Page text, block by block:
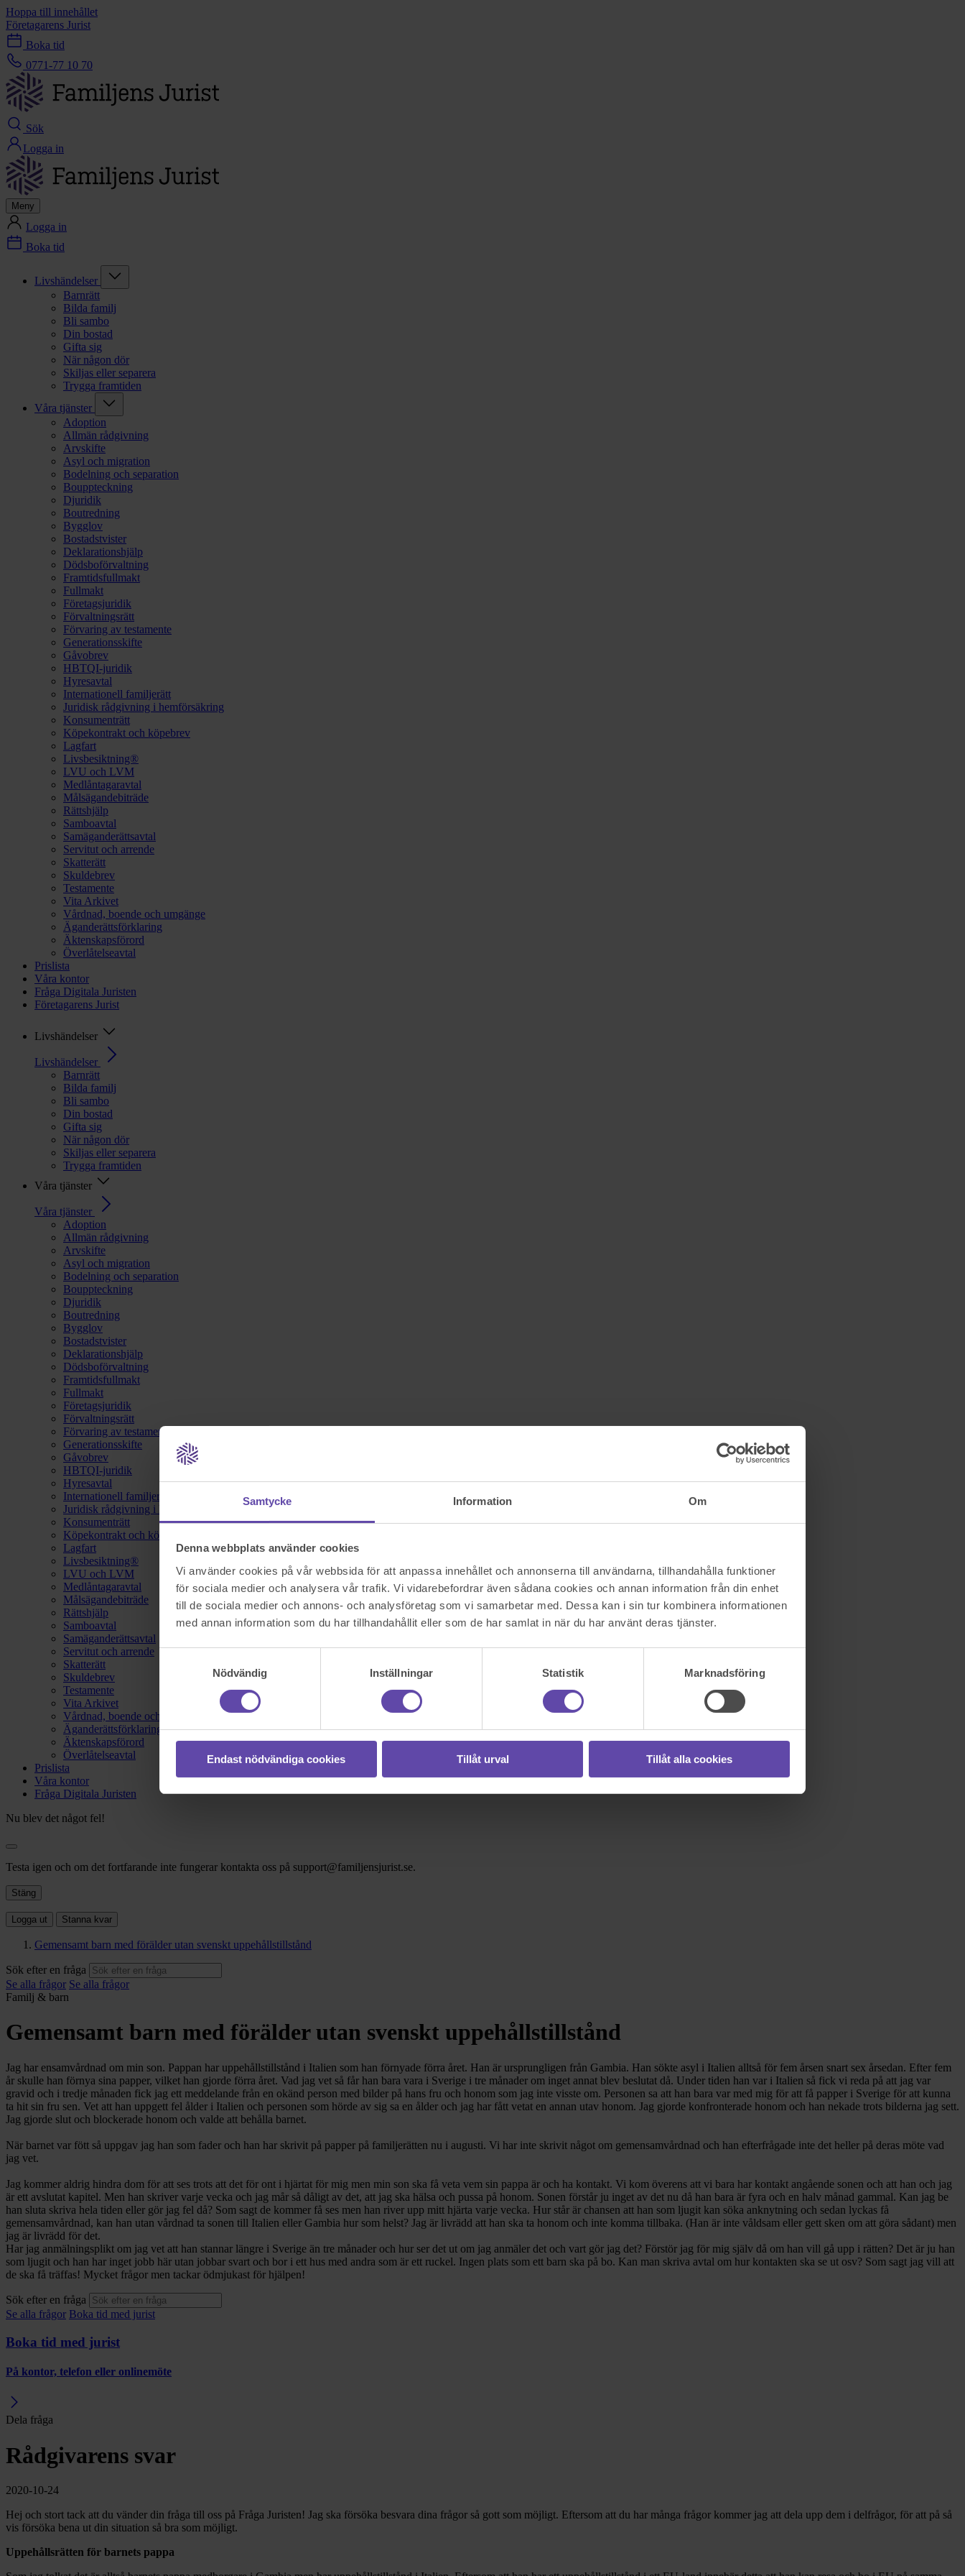
Samtycke Information Om
Denna webbplats använder cookies
Vi använder cookies på vår webbsida för att anpassa innehållet och annonserna till användarna, tillhandahålla funktioner
för sociala medier och analysera vår trafik. Vi vidarebefordrar även sådana cookies och annan information från din enhet
till de sociala medier och annons- och analysföretag som vi samarbetar med. Dessa kan i sin tur kombinera informationen
med annan information som du har tillhandahållit eller som de har samlat in när du har använt deras tjänster.
Nödvändig
Inställningar Statistik Marknadsföring
Endast nödvändiga cookies Tillåt urval Tillåt alla cookies
Hoppa till innehållet
Företagarens Jurist
Boka tid
0771-77 10 70
Sök
Logga in
Meny
Logga in
Boka tid
Livshändelser
Barnrätt
Bilda familj
Bli sambo
Din bostad
Gifta sig
När någon dör
Skiljas eller separera
Trygga framtiden
Våra tjänster
Adoption
Allmän rådgivning
Arvskifte
Asyl och migration
Bodelning och separation
Bouppteckning
Djuridik
Boutredning
Bygglov
Bostadstvister
Deklarationshjälp
Dödsboförvaltning
Framtidsfullmakt
Fullmakt
Företagsjuridik
Förvaltningsrätt
Förvaring av testamente
Generationsskifte
Gåvobrev
HBTQI-juridik
Hyresavtal
Internationell familjerätt
Juridisk rådgivning i hemförsäkring
Konsumenträtt
Köpekontrakt och köpebrev
Lagfart
Livsbesiktning®
LVU och LVM
Medlåntagaravtal
Målsägandebiträde
Rättshjälp
Samboavtal
Samäganderättsavtal
Servitut och arrende
Skatterätt
Skuldebrev
Testamente
Vita Arkivet
Vårdnad, boende och umgänge
Äganderättsförklaring
Äktenskapsförord
Överlåtelseavtal
Prislista
Våra kontor
Fråga Digitala Juristen
Företagarens Jurist
Livshändelser
Livshändelser
Barnrätt
Bilda familj
Bli sambo
Din bostad
Gifta sig
När någon dör
Skiljas eller separera
Trygga framtiden
Våra tjänster
Våra tjänster
Adoption
Allmän rådgivning
Arvskifte
Asyl och migration
Bodelning och separation
Bouppteckning
Djuridik
Boutredning
Bygglov
Bostadstvister
Deklarationshjälp
Dödsboförvaltning
Framtidsfullmakt
Fullmakt
Företagsjuridik
Förvaltningsrätt
Förvaring av testamente
Generationsskifte
Gåvobrev
HBTQI-juridik
Hyresavtal
Internationell familjerätt
Juridisk rådgivning i hemförsäkring
Konsumenträtt
Köpekontrakt och köpebrev
Lagfart
Livsbesiktning®
LVU och LVM
Medlåntagaravtal
Målsägandebiträde
Rättshjälp
Samboavtal
Samäganderättsavtal
Servitut och arrende
Skatterätt
Skuldebrev
Testamente
Vita Arkivet
Vårdnad, boende och umgänge
Äganderättsförklaring
Äktenskapsförord
Överlåtelseavtal
Prislista
Våra kontor
Fråga Digitala Juristen
Nu blev det något fel!
Testa igen och om det fortfarande inte fungerar kontakta oss på support@familjensjurist.se.
Stäng
Logga ut Stanna kvar
Gemensamt barn med förälder utan svenskt uppehållstillstånd
Sök efter en fråga
Se alla frågor Se alla frågor
Familj & barn
Gemensamt barn med förälder utan svenskt uppehållstillstånd
Jag har ensamvårdnad om min son. Pappan har uppehållstillstånd i Italien som han förnyade förra året. Han är ursprungligen från Gambia. Han sökte asyl i Italien alltså för fem årsen snart sex årsedan. Efter fem
år skulle han förnya sina papper, vilket han gjorde förra året. Vad jag vet så får han bara vara i Sverige i tre månader om inget annat blev beslutat då. Under tiden han var i Italien så fick vi reda på att jag var
gravid och i tredje månaden fick jag ett meddelande från en okänd person med bilder på hans fru och honom som jag inte visste om. Personen sa att han bara var med mig för att få papper i Sverige för att kunna
ta hit sin fru sen. Vet att han uppgett fel ålder i Italien och personen som hörde av sig sa en ålder och jag har fått vetat en annan utav honom. Jag gjorde konfronterade honom och han nekade trots bilderna jag sett.
Jag gjorde slut och blockerade honom och valde att behålla barnet.
När barnet var fött så uppgav jag han som fader och han har skrivit på papper på familjerätten nu i augusti. Vi har inte skrivit något om gemensamvårdnad och han efterfrågade inte det heller på deras möte vad
jag vet.
Jag kommer aldrig hindra dom för att ses trots att det för ont i hjärtat för mig men min son ska få veta vem sin pappa är och ha kontakt. Vi kom överens att vi bara har kontakt angående sonen och att han och jag
är ett avslutat kapitel. Men han skriver varje vecka och jag mår så dåligt av det, att jag ska hälsa och pussa på honom. Sonen förstår ju inget av det nu då han bara är fyra och en halv månad gammal. Kan jag be
han sluta skriva hela tiden eller gör jag fel då? Som sagt de kommer få ses men han river upp mitt hjärta varje vecka. Hur står är chansen att han som ljugit kan söka anknytning och sedan lyckas få
gemensamvårdnad, kan han utan vårdnad ta sonen till Italien eller Gambia hur som helst? Jag är livrädd att han ska ta honom och inte komma tillbaka. (Han är inte våldsam eller gett sken om att göra sådant) men
jag är livrädd för det.
Har jag anmälningsplikt om jag vet att han stannar längre i Sverige än tre månader och hur ser det ut om jag anmäler det och vart gör jag det? Förstör jag för mig själv då om han vill gå upp i rätten? Det är ju han
som ljugit och han har inget jobb här utan jobbar svart och bor i ett hus med andra som är ett ruckel. Ingen plats som ett barn ska på bo. Kan man skriva avtal om hur kontakten ska se ut osv? Som sagt jag vill att
de ska få träffas! Mycket frågor men tackar ödmjukast för hjälpen!
Sök efter en fråga
Se alla frågor Boka tid med jurist
Boka tid med jurist
På kontor, telefon eller onlinemöte
Dela fråga
Rådgivarens svar
2020-10-24
Hej och stort tack att du vänder din fråga till oss på Fråga Juristen! Jag ska försöka besvara dina frågor så gott som möjligt. Eftersom att du har många frågor kommer jag att dela upp dem i delfrågor, för att på så
vis försöka bena ut din situation så bra som möjligt.
Uppehållsrätten för barnets pappa